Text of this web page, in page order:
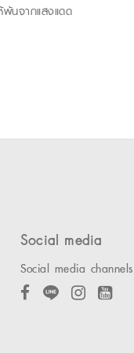
นจากแสงแดด
Social media
Social media channels